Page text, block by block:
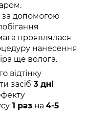
за допомогою
проявлялася
нанесення
ще волога.
відтінку
засіб 3 дні
1 раз на 4-5